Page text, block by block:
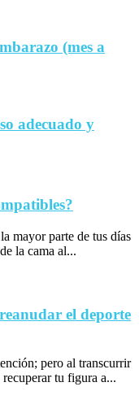
(mes a
adecuado y
mayor parte de tus días
la cama al...
el deporte
pero al transcurrir
tu figura a...